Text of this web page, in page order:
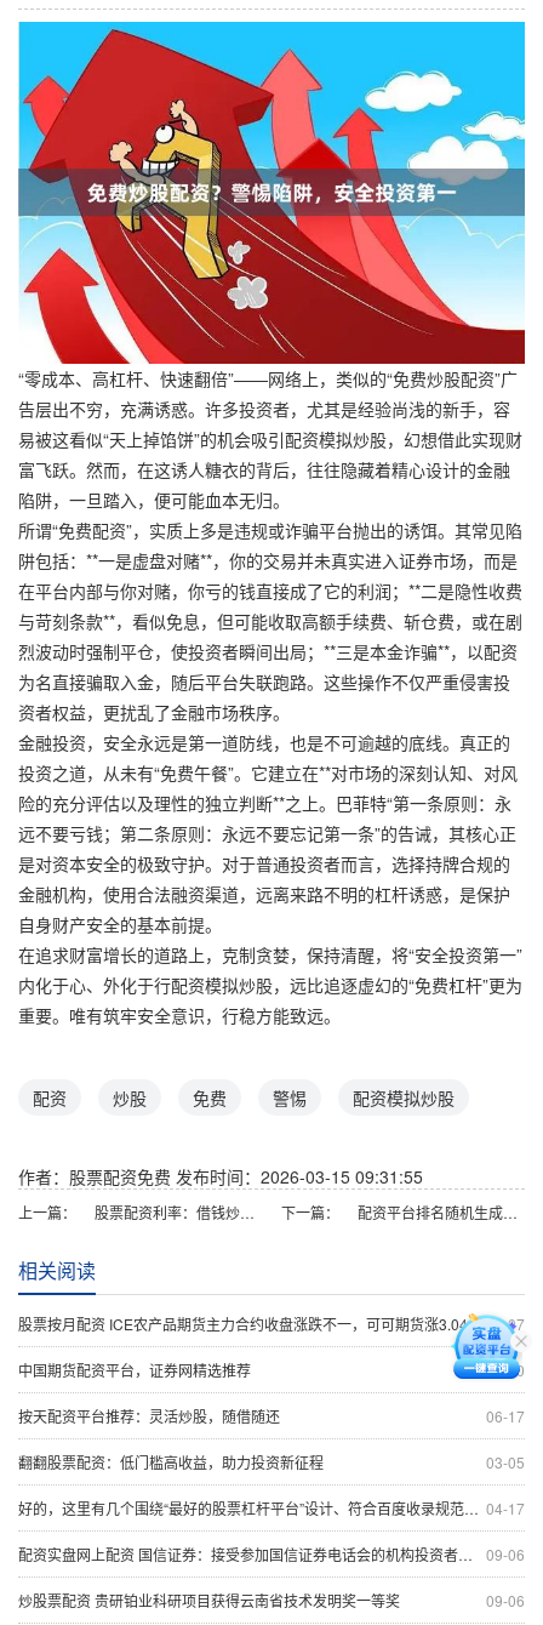
“零成本、高杠杆、快速翻倍”——网络上，类似的“免费炒股配资”广
告层出不穷，充满诱惑。许多投资者，尤其是经验尚浅的新手，容
易被这看似“天上掉馅饼”的机会吸引配资模拟炒股，幻想借此实现财
富飞跃。然而，在这诱人糖衣的背后，往往隐藏着精心设计的金融
陷阱，一旦踏入，便可能血本无归。
所谓“免费配资”，实质上多是违规或诈骗平台抛出的诱饵。其常见陷
阱包括：**一是虚盘对赌**，你的交易并未真实进入证券市场，而是
在平台内部与你对赌，你亏的钱直接成了它的利润；**二是隐性收费
与苛刻条款**，看似免息，但可能收取高额手续费、斩仓费，或在剧
烈波动时强制平仓，使投资者瞬间出局；**三是本金诈骗**，以配资
为名直接骗取入金，随后平台失联跑路。这些操作不仅严重侵害投
资者权益，更扰乱了金融市场秩序。
金融投资，安全永远是第一道防线，也是不可逾越的底线。真正的
投资之道，从未有“免费午餐”。它建立在**对市场的深刻认知、对风
险的充分评估以及理性的独立判断**之上。巴菲特“第一条原则：永
远不要亏钱；第二条原则：永远不要忘记第一条”的告诫，其核心正
是对资本安全的极致守护。对于普通投资者而言，选择持牌合规的
金融机构，使用合法融资渠道，远离来路不明的杠杆诱惑，是保护
自身财产安全的基本前提。
在追求财富增长的道路上，克制贪婪，保持清醒，将“安全投资第一”
内化于心、外化于行配资模拟炒股，远比追逐虚幻的“免费杠杆”更为
重要。唯有筑牢安全意识，行稳方能致远。
配资 炒股 免费 警惕 配资模拟炒股
作者：股票配资免费 发布时间：2026-03-15 09:31:55
上一篇： 股票配资利率：借钱炒股的成本是多少？ 下一篇： 配资平台排名随机生成含有中立性、权威性、客观性、合规性和信息实用性适合网站发布不超30字的标题
相关阅读
09-07
股票按月配资 ICE农产品期货主力合约收盘涨跌不一，可可期货涨3.04%
11-20
中国期货配资平台，证券网精选推荐
06-17
按天配资平台推荐：灵活炒股，随借随还
03-05
翻翻股票配资：低门槛高收益，助力投资新征程
04-17
好的，这里有几个围绕“最好的股票杠杆平台”设计、符合百度收录规范的标题，供您选择：
09-06
配资实盘网上配资 国信证券：接受参加国信证券电话会的机构投资者及分析师调研
09-06
炒股票配资 贵研铂业科研项目获得云南省技术发明奖一等奖